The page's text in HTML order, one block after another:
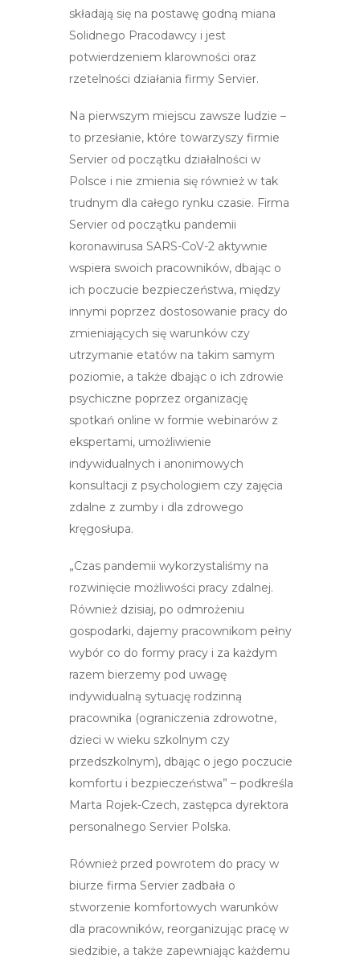
składają się na postawę godną miana
Solidnego Pracodawcy i jest
potwierdzeniem klarowności oraz
rzetelności działania firmy Servier.
Na pierwszym miejscu zawsze ludzie –
to przesłanie, które towarzyszy firmie
Servier od początku działalności w
Polsce i nie zmienia się również w tak
trudnym dla całego rynku czasie. Firma
Servier od początku pandemii
koronawirusa SARS-CoV-2 aktywnie
wspiera swoich pracowników, dbając o
ich poczucie bezpieczeństwa, między
innymi poprzez dostosowanie pracy do
zmieniających się warunków czy
utrzymanie etatów na takim samym
poziomie, a także dbając o ich zdrowie
psychiczne poprzez organizację
spotkań online w formie webinarów z
ekspertami, umożliwienie
indywidualnych i anonimowych
konsultacji z psychologiem czy zajęcia
zdalne z zumby i dla zdrowego
kręgosłupa.
„Czas pandemii wykorzystaliśmy na
rozwinięcie możliwości pracy zdalnej.
Również dzisiaj, po odmrożeniu
gospodarki, dajemy pracownikom pełny
wybór co do formy pracy i za każdym
razem bierzemy pod uwagę
indywidualną sytuację rodzinną
pracownika (ograniczenia zdrowotne,
dzieci w wieku szkolnym czy
przedszkolnym), dbając o jego poczucie
komfortu i bezpieczeństwa” – podkreśla
Marta Rojek-Czech, zastępca dyrektora
personalnego Servier Polska.
Również przed powrotem do pracy w
biurze firma Servier zadbała o
stworzenie komfortowych warunków
dla pracowników, reorganizując pracę w
siedzibie, a także zapewniając każdemu